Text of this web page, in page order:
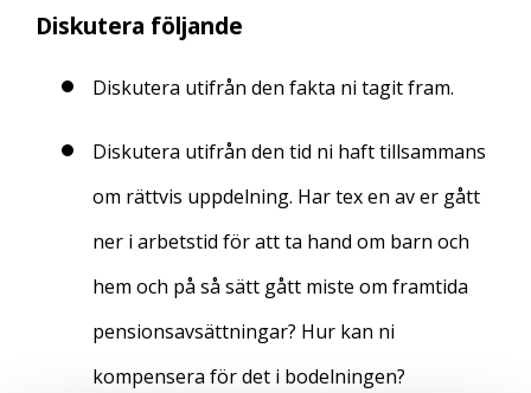
Diskutera följande
Diskutera utifrån den fakta ni tagit fram.
Diskutera utifrån den tid ni haft tillsammans
om rättvis uppdelning. Har tex en av er gått
ner i arbetstid för att ta hand om barn och
hem och på så sätt gått miste om framtida
pensionsavsättningar? Hur kan ni
kompensera för det i bodelningen?